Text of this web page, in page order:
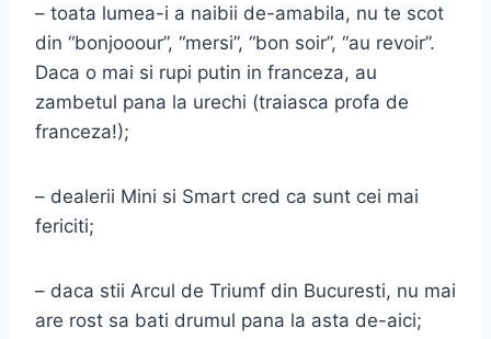
– toata lumea-i a naibii de-amabila, nu te scot
din “bonjooour”, “mersi”, “bon soir”, “au revoir”.
Daca o mai si rupi putin in franceza, au
zambetul pana la urechi (traiasca profa de
franceza!);
– dealerii Mini si Smart cred ca sunt cei mai
fericiti;
– daca stii Arcul de Triumf din Bucuresti, nu mai
are rost sa bati drumul pana la asta de-aici;